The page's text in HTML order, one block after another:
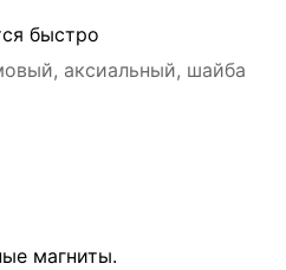
быстро
аксиальный, шайба
магниты.